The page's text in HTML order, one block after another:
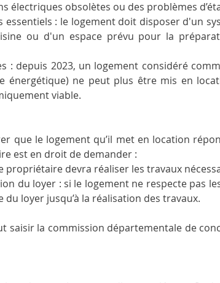
électriques obsolètes ou des problèmes
essentiels : le logement doit disposer d'un
ou d'un espace prévu pour la
: depuis 2023, un logement considéré
énergétique) ne peut plus être mis en
viable.
que le logement qu’il met en location
est en droit de demander :
propriétaire devra réaliser les travaux
du loyer : si le logement ne respecte pas
loyer jusqu’à la réalisation des travaux.
saisir la commission départementale de